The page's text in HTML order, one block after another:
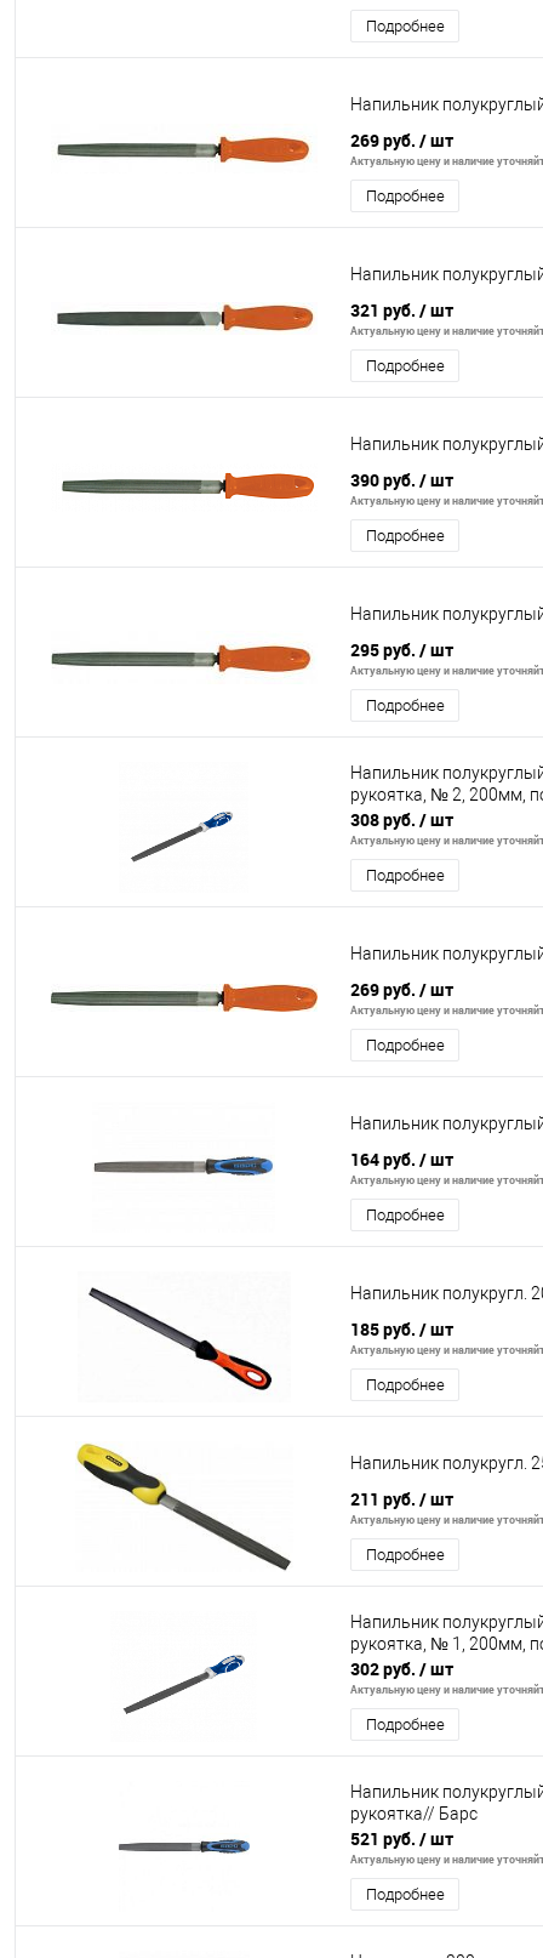
Подробнее
Напильник
269 руб. / шт
Актуальную цену и наличие
Подробнее
Напильник
321 руб. / шт
Актуальную цену и наличие
Подробнее
Напильник
390 руб. / шт
Актуальную цену и наличие
Подробнее
Напильник
295 руб. / шт
Актуальную цену и наличие
Подробнее
Напильник
рукоятка, № 2, 200мм,
308 руб. / шт
Актуальную цену и наличие
Подробнее
Напильник
269 руб. / шт
Актуальную цену и наличие
Подробнее
Напильник
164 руб. / шт
Актуальную цену и наличие
Подробнее
Напильник полукругл.
185 руб. / шт
Актуальную цену и наличие
Подробнее
Напильник полукругл.
211 руб. / шт
Актуальную цену и наличие
Подробнее
Напильник
рукоятка, № 1, 200мм,
302 руб. / шт
Актуальную цену и наличие
Подробнее
Напильник
рукоятка// Барс
521 руб. / шт
Актуальную цену и наличие
Подробнее